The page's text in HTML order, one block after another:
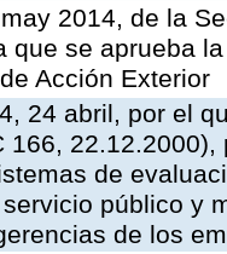
2014, de la
que se aprueba
Acción Exterior
24 abril, por el
166,
de
público y
de los